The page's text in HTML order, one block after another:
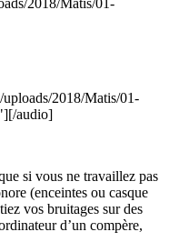
2018/Matis/01-
audio]
si vous ne travaillez pas
(enceintes ou casque
vos bruitages sur des
d’un compère,